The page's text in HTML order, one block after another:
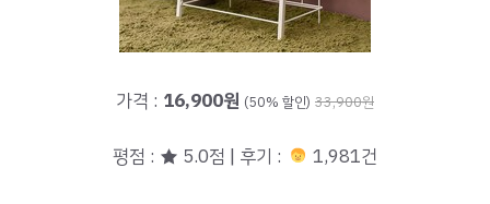
가격 : 16,900원 (50% 할인) 33,900원
평점 : ★ 5.0점 | 후기 : 1,981건